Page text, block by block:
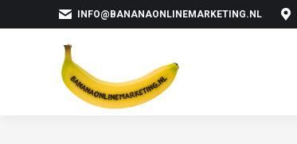
INFO@BANANAONLINEMARKETING.NL